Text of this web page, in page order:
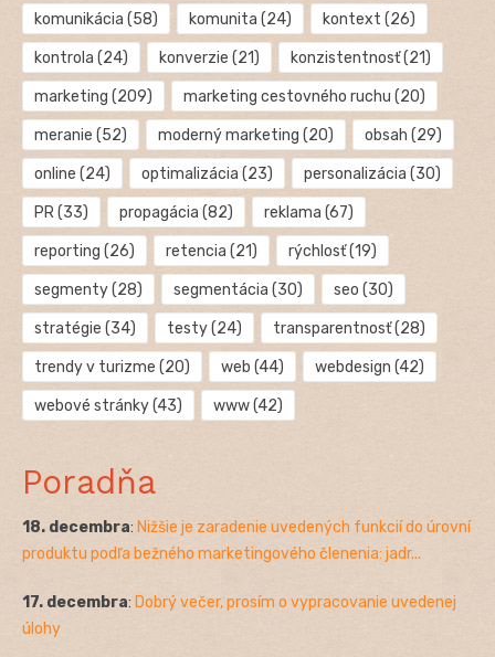
komunikácia (58) komunita (24) kontext (26)
kontrola (24) konverzie (21) konzistentnosť(21)
marketing (209) marketing cestovného ruchu (20)
meranie (52) moderný marketing (20) obsah (29)
online (24) optimalizácia (23) personalizácia (30)
PR(33) propagácia (82) reklama (67)
reporting (26) retencia (21) rýchlosť(19)
segmenty(28) segmentácia (30) seo (30)
stratégie (34) testy(24) transparentnosť(28)
trendy v turizme (20) web (44) webdesign (42)
webové stránky(43) www(42)
Poradňa
18. decembra: Nižšie je zaradenie uvedených funkcií do úrovní
produktu podľa bežného marketingového členenia: jadr...
17. decembra: Dobrý večer, prosím o vypracovanie uvedenej
úlohy